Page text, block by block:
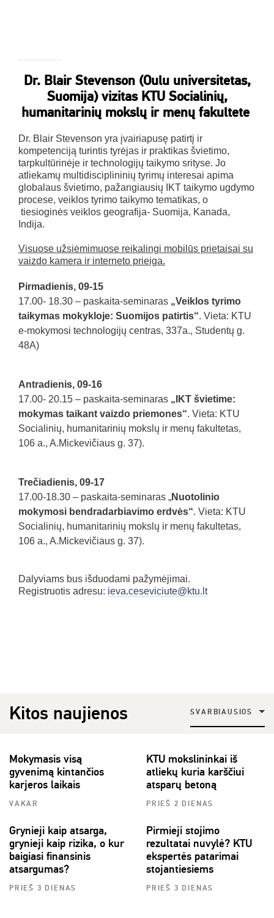
Dr. Blair Stevenson (Oulu universitetas,
Suomija) vizitas KTU Socialinių,
humanitarinių mokslų ir menų fakultete
Dr. Blair Stevenson yra įvairiapusę patirtį ir
kompetenciją turintis tyrėjas ir praktikas švietimo,
tarpkultūrinėje ir technologijų taikymo srityse. Jo
atliekamų multidisciplininių tyrimų interesai apima
globalaus švietimo, pažangiausių IKT taikymo ugdymo
procese, veiklos tyrimo taikymo tematikas, o
tiesioginės veiklos geografija- Suomija, Kanada,
Indija.
Visuose užsiėmimuose reikalingi mobilūs prietaisai su
vaizdo kamera ir interneto prieiga.
Pirmadienis, 09-15
17.00- 18.30 – paskaita-seminaras „Veiklos tyrimo
taikymas mokykloje: Suomijos patirtis“. Vieta: KTU
e-mokymosi technologijų centras, 337a., Studentų g.
48A)
Antradienis, 09-16
17.00- 20.15 – paskaita-seminaras „IKT švietime:
mokymas taikant vaizdo priemones“. Vieta: KTU
Socialinių, humanitarinių mokslų ir menų fakultetas,
106 a., A.Mickevičiaus g. 37).
Trečiadienis, 09-17
17.00-18.30 – paskaita-seminaras „Nuotolinio
mokymosi bendradarbiavimo erdvės“. Vieta: KTU
Socialinių, humanitarinių mokslų ir menų fakultetas,
106 a., A.Mickevičiaus g. 37).
Dalyviams bus išduodami pažymėjimai.
Registruotis adresu: ieva.ceseviciute@ktu.lt
Kitos naujienos SVARBIAUSIOS
Mokymasis visą
gyvenimą kintančios
karjeros laikais
VAKAR
KTU mokslininkai iš
atliekų kuria karščiui
atsparų betoną
PRIEŠ 2 DIENAS
Grynieji kaip atsarga,
grynieji kaip rizika, o kur
baigiasi finansinis
atsargumas?
PRIEŠ 3 DIENAS
Pirmieji stojimo
rezultatai nuvylė? KTU
ekspertės patarimai
stojantiesiems
PRIEŠ 3 DIENAS